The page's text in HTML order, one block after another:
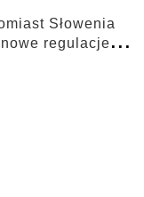
Słowenia
regulacje...